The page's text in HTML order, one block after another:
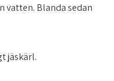
vatten. Blanda sedan
jäskärl.